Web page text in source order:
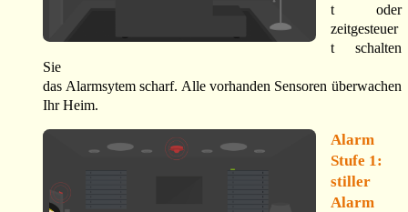
t oder
zeitgesteuer
t schalten
Sie
das Alarmsytem scharf. Alle vorhanden Sensoren überwachen
Ihr Heim.
Alarm
Stufe 1:
stiller
Alarm